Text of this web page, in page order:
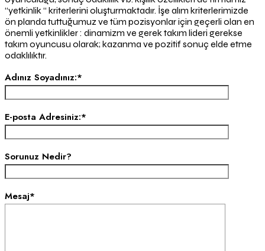
“yetkinlik “ kriterlerini oluşturmaktadır. İşe alım kriterlerimizde
ön planda tuttuğumuz ve tüm pozisyonlar için geçerli olan en
önemli yetkinlikler : dinamizm ve gerek takım lideri gerekse
takım oyuncusu olarak; kazanma ve pozitif sonuç elde etme
odaklılıktır.
Adınız Soyadınız:*
E-posta Adresiniz:*
Sorunuz Nedir?
Mesaj*